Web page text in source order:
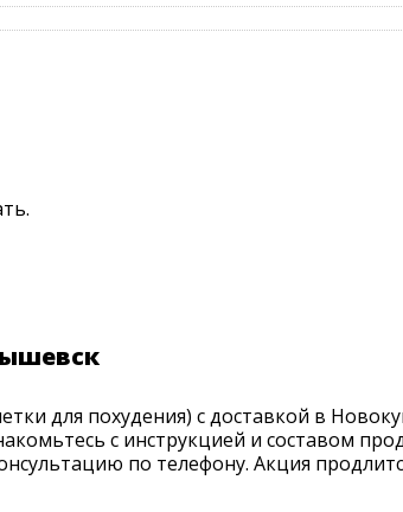
для похудения) с доставкой в
с инструкцией и составом
по телефону. Акция